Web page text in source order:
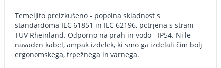
Temeljito preizkušeno - popolna skladnost s
standardoma IEC 61851 in IEC 62196, potrjena s strani
TÜV Rheinland. Odporno na prah in vodo - IP54. Ni le
navaden kabel, ampak izdelek, ki smo ga izdelali čim bolj
ergonomskega, trpežnega in varnega.